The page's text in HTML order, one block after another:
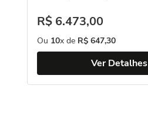
R$ 6.473,00
Ou 10x de R$ 647,30
Ver Detalhes